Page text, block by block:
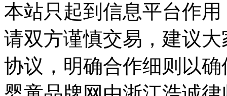
本站只起到信息平台作
请双方谨慎交易，建议
协议，明确合作细则以